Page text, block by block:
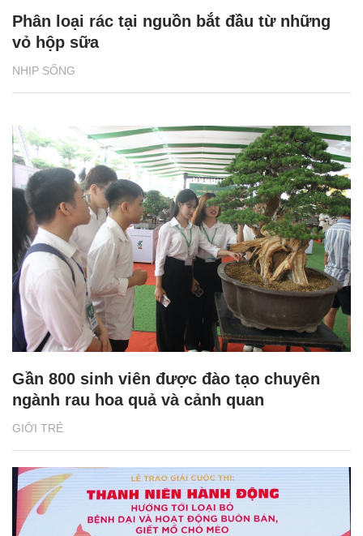
NHỊP SỐNG
Phân loại rác tại nguồn bắt đầu từ những
vỏ hộp sữa
GIỚI TRẺ
Gần 800 sinh viên được đào tạo chuyên
ngành rau hoa quả và cảnh quan